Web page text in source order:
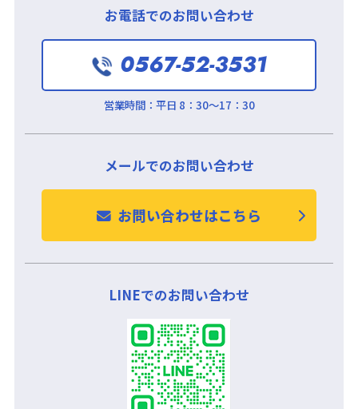
お電話でのお問い合わせ
0567-52-3531
営業時間： 平日 8：30～17：30
メールでのお問い合わせ
お問い合わせはこちら
LINEでのお問い合わせ